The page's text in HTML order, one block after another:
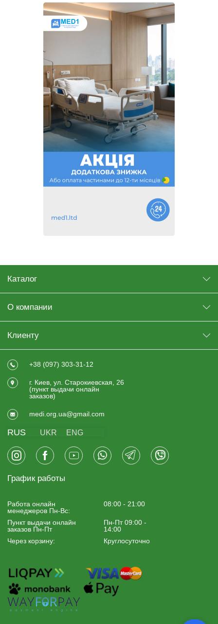
Каталог
О компании
Клиенту
+38 (097) 303-31-12
г. Киев, ул. Старокиевская, 26
(пункт выдачи онлайн
заказов)
medi.org.ua@gmail.com
RUS UKR ENG
График работы
Работа онлайн
менеджеров Пн-Вс:
08:00 - 21:00
Пункт выдачи онлайн
заказов Пн-Пт
Пн-Пт 09:00 -
14:00
Через корзину:
Круглосуточно